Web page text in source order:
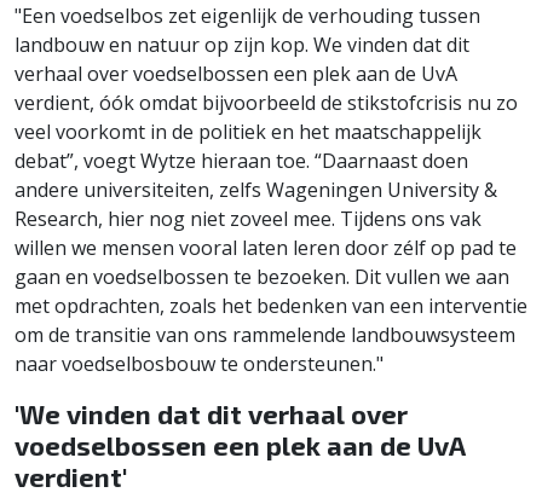
"Een voedselbos zet eigenlijk de verhouding tussen
landbouw en natuur op zijn kop. We vinden dat dit
verhaal over voedselbossen een plek aan de UvA
verdient, óók omdat bijvoorbeeld de stikstofcrisis nu zo
veel voorkomt in de politiek en het maatschappelijk
debat”, voegt Wytze hieraan toe. “Daarnaast doen
andere universiteiten, zelfs Wageningen University &
Research, hier nog niet zoveel mee. Tijdens ons vak
willen we mensen vooral laten leren door zélf op pad te
gaan en voedselbossen te bezoeken. Dit vullen we aan
met opdrachten, zoals het bedenken van een interventie
om de transitie van ons rammelende landbouwsysteem
naar voedselbosbouw te ondersteunen."
'We vinden dat dit verhaal over
voedselbossen een plek aan de UvA
verdient'